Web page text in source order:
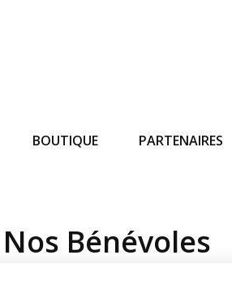
BOUTIQUE PARTENAIRES
Nos Bénévoles